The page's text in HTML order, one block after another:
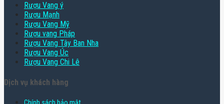
Rượu Vang ý
Rượu Mạnh
Rượu Vang Mỹ
Rượu vang Pháp
Rượu Vang Tây Ban Nha
Rượu Vang Úc
Rượu Vang Chi Lê
Dịch vụ khách hàng